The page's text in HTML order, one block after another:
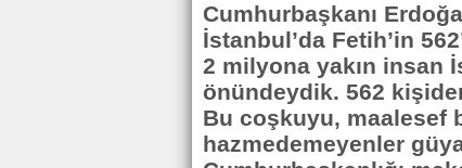
Cumhurbaşkanı
İstanbul’da Fetih’in
2 milyona yakın insan
önündeydik. 562
Bu coşkuyu, maalesef
hazmedemeyenler